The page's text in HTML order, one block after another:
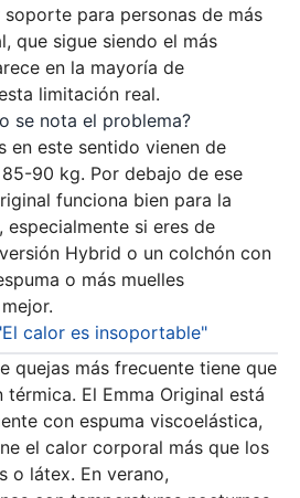
para personas de más
que sigue siendo el más
en la mayoría de
limitación real.
se nota el problema?
en este sentido vienen de
90 kg. Por debajo de ese
funciona bien para la
especialmente si eres de
Hybrid o un colchón con
o más muelles
calor es insoportable"
quejas más frecuente tiene que
El Emma Original está
con espuma viscoelástica,
el calor corporal más que los
o látex. En verano,